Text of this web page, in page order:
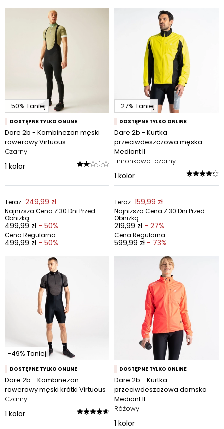
-50% Taniej
DOSTĘPNE TYLKO ONLINE
Dare 2b - Kombinezon męski
rowerowy Virtuous
Czarny
1 kolor
Teraz 249,99 zł
Najniższa Cena Z 30 Dni Przed
Obniżką
499,99 zł - 50%
Cena Regularna
499,99 zł - 50%
-27% Taniej
DOSTĘPNE TYLKO ONLINE
Dare 2b - Kurtka
przeciwdeszczowa męska
Mediant II
Limonkowo-czarny
1 kolor
Teraz 159,99 zł
Najniższa Cena Z 30 Dni Przed
Obniżką
219,99 zł - 27%
Cena Regularna
599,99 zł - 73%
-49% Taniej
DOSTĘPNE TYLKO ONLINE
Dare 2b - Kombinezon
rowerowy męski krótki Virtuous
Czarny
1 kolor
DOSTĘPNE TYLKO ONLINE
Dare 2b - Kurtka
przeciwdeszczowa damska
Mediant II
Różowy
1 kolor